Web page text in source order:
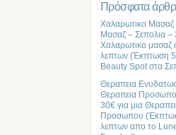
Πρόσφατα
Χαλαρωτικο
Μασαζ – Σεπολια –
Χαλαρωτικο μασαζ
λεπτων (Έκπτωση
Beauty Spot στα
Θεραπεια
Θεραπεια
30€ για μια
Προσωπου
λεπτων απο το